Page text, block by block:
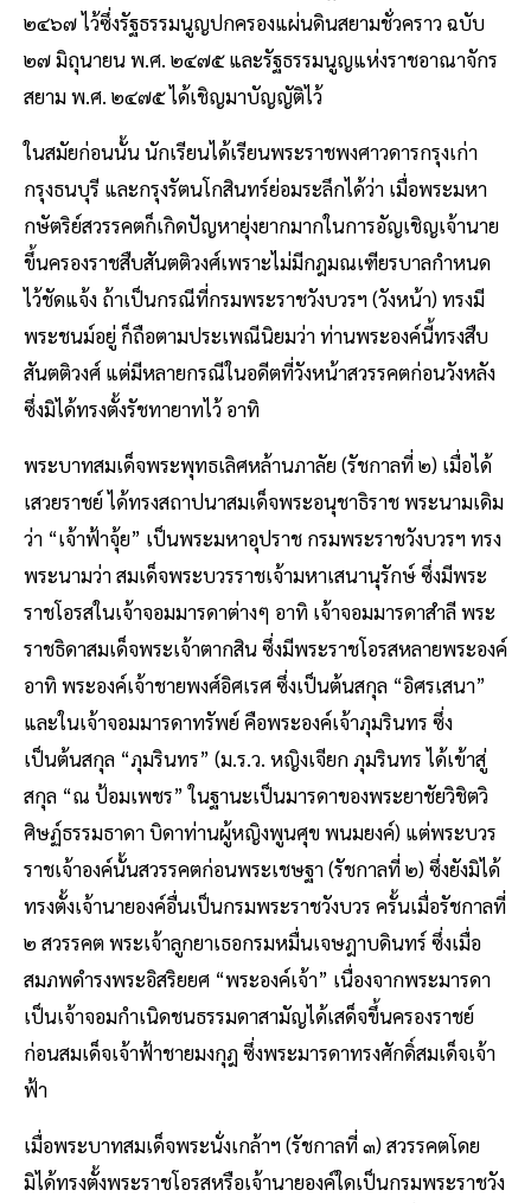
๒๔๖๗ ไว้ซึ่งรัฐธรรมนูญปกครองแผ่นดินสยามชั่วคราว ฉบับ
๒๗ มิถุนายน พ.ศ. ๒๔๗๕ และรัฐธรรมนูญแห่งราชอาณาจักร
สยาม พ.ศ. ๒๔๗๕ ได้เชิญมาบัญญัติไว้
ในสมัยก่อนนั้น นักเรียนได้เรียนพระราชพงศาวดารกรุงเก่า
กรุงธนบุรี และกรุงรัตนโกสินทร์ย่อมระลึกได้ว่า เมื่อพระมหา
กษัตริย์สวรรคตก็เกิดปัญหายุ่งยากมากในการอัญเชิญเจ้านาย
ขึ้นครองราชสืบสันตติวงศ์เพราะไม่มีกฎมณเฑียรบาลกำหนด
ไว้ชัดแจ้ง ถ้าเป็นกรณีที่กรมพระราชวังบวรฯ (วังหน้า) ทรงมี
พระชนม์อยู่ ก็ถือตามประเพณีนิยมว่า ท่านพระองค์นี้ทรงสืบ
สันตติวงศ์ แต่มีหลายกรณีในอดีตที่วังหน้าสวรรคตก่อนวังหลัง
ซึ่งมิได้ทรงตั้งรัชทายาทไว้ อาทิ
พระบาทสมเด็จพระพุทธเลิศหล้านภาลัย (รัชกาลที่ ๒) เมื่อได้
เสวยราชย์ ได้ทรงสถาปนาสมเด็จพระอนุชาธิราช พระนามเดิม
ว่า “เจ้าฟ้าจุ้ย” เป็นพระมหาอุปราช กรมพระราชวังบวรฯ ทรง
พระนามว่า สมเด็จพระบวรราชเจ้ามหาเสนานุรักษ์ ซึ่งมีพระ
ราชโอรสในเจ้าจอมมารดาต่างๆ อาทิ เจ้าจอมมารดาสำลี พระ
ราชธิดาสมเด็จพระเจ้าตากสิน ซึ่งมีพระราชโอรสหลายพระองค์
อาทิ พระองค์เจ้าชายพงศ์อิศเรศ ซึ่งเป็นต้นสกุล “อิศรเสนา”
และในเจ้าจอมมารดาทรัพย์ คือพระองค์เจ้าภุมรินทร ซึ่ง
เป็นต้นสกุล “ภุมรินทร” (ม.ร.ว. หญิงเจียก ภุมรินทร ได้เข้าสู่
สกุล “ณ ป้อมเพชร” ในฐานะเป็นมารดาของพระยาชัยวิชิตวิ
ศิษฏ์ธรรมธาดา บิดาท่านผู้หญิงพูนศุข พนมยงค์) แต่พระบวร
ราชเจ้าองค์นั้นสวรรคตก่อนพระเชษฐา (รัชกาลที่ ๒) ซึ่งยังมิได้
ทรงตั้งเจ้านายองค์อื่นเป็นกรมพระราชวังบวร ครั้นเมื่อรัชกาลที่
๒ สวรรคต พระเจ้าลูกยาเธอกรมหมื่นเจษฎาบดินทร์ ซึ่งเมื่อ
สมภพดำรงพระอิสริยยศ “พระองค์เจ้า” เนื่องจากพระมารดา
เป็นเจ้าจอมกำเนิดชนธรรมดาสามัญได้เสด็จขึ้นครองราชย์
ก่อนสมเด็จเจ้าฟ้าชายมงกุฎ ซึ่งพระมารดาทรงศักดิ์สมเด็จเจ้า
ฟ้า
เมื่อพระบาทสมเด็จพระนั่งเกล้าฯ (รัชกาลที่ ๓) สวรรคตโดย
มิได้ทรงตั้งพระราชโอรสหรือเจ้านายองค์ใดเป็นกรมพระราชวัง